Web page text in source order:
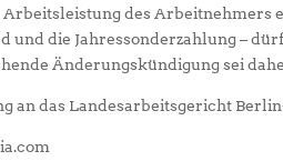
des Arbeitnehmers
und die Jahressonderzahlung –
Änderungskündigung sei
an das Landesarbeitsgericht